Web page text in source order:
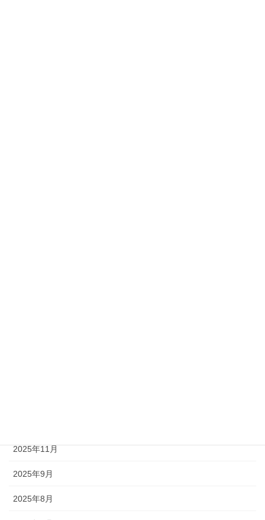
2025年11月
2025年9月
2025年8月